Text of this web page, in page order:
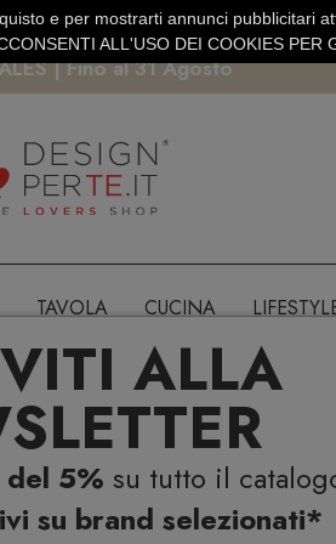
ALLA
5% su tutto il
su brand selezionati*
SICURO PAYPAL · CARTA DI CREDITO
| Fino al 31 Agosto
TAVOLA CUCINA
e per mostrarti annunci pubblicitari
ALL'USO DEI COOKIES PER